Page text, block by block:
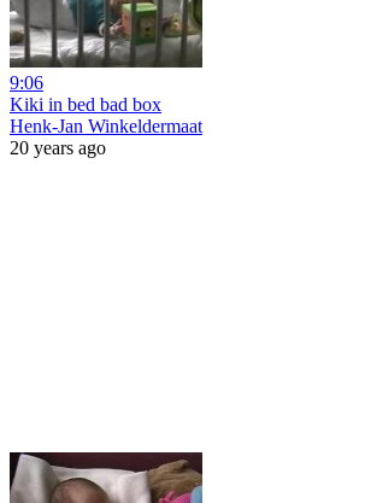
9:06
Kiki in bed bad box
Henk-Jan Winkeldermaat
20 years ago